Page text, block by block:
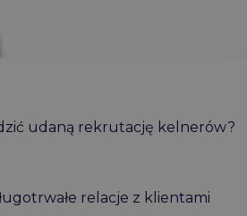
udaną rekrutację kelnerów?
relacje z klientami